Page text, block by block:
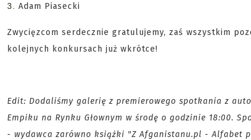
3. Adam Piasecki
Zwycięzcom serdecznie gratulujemy, zaś wszystkim
kolejnych konkursach już wkrótce!
Edit: Dodaliśmy galerię z premierowego spotkania z
Empiku na Rynku Głownym w środę o godzinie 18:00.
- wydawca zarówno książki "Z Afganistanu.pl - Alfabet